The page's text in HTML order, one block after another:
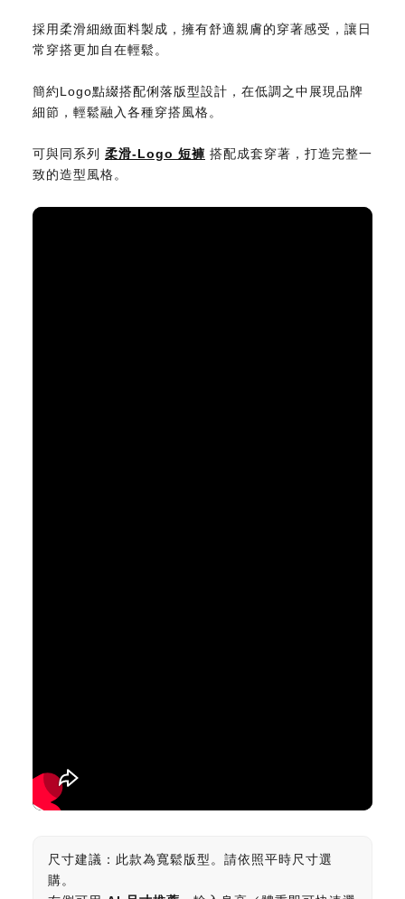
採用柔滑細緻面料製成，擁有舒適親膚的穿著感受，讓日
常穿搭更加自在輕鬆。
簡約Logo點綴搭配俐落版型設計，在低調之中展現品牌
細節，輕鬆融入各種穿搭風格。
可與同系列 柔滑-Logo 短褲 搭配成套穿著，打造完整一
致的造型風格。
尺寸建議：此款為寬鬆版型。請依照平時尺寸選
購。